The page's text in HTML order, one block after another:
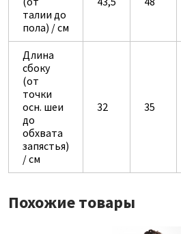
талии до
пола) / см
Длина
сбоку
(от
точки
осн. шеи
до
обхвата
запястья)
/ см
32 35
Похожие товары